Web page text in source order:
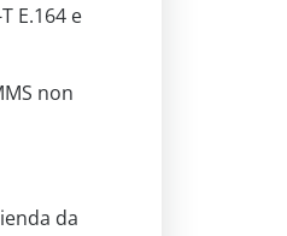
E.164 e
non
da